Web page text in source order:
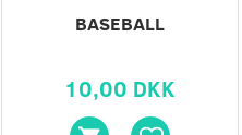
BASEBALL
10,00 DKK